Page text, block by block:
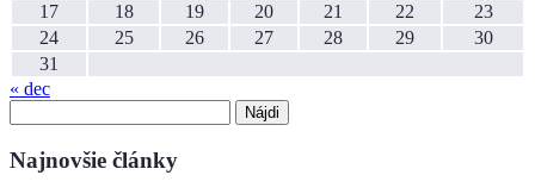
17
18 19 20 21 22
23
24
25 26 27 28 29
30
31
« dec
Najnovšie články